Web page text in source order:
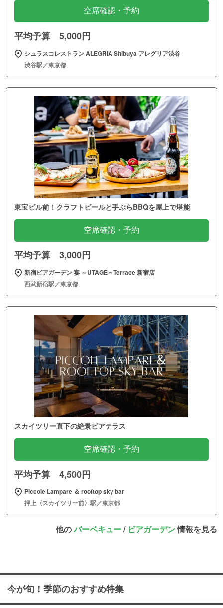
空席確認・予約
平均予算 5,000円
シュラスコレストラン ALEGRIA Shibuya アレグリア渋谷
渋谷駅／東京都
東宝ビル前！クラフトビールと手ぶらBBQを屋上で堪能
空席確認・予約
平均予算 3,000円
新宿ビアガーデン 宴 ～UTAGE～Terrace 新宿店
西武新宿駅／東京都
スカイツリー直下の絶景ビアテラス
空席確認・予約
平均予算 4,500円
Piccole Lampare ＆ rooftop sky bar
押上〈スカイツリー前〉駅／東京都
他のバーベキュー/ ビアガーデン情報を見る
今が旬！季節のおすすめ特集